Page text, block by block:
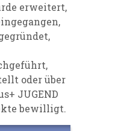
erweitert,
oder über
JUGEND
bewilligt.